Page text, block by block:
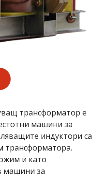
трансформатор е
машини за
индуктори са
трансформатора.
и като
машини за